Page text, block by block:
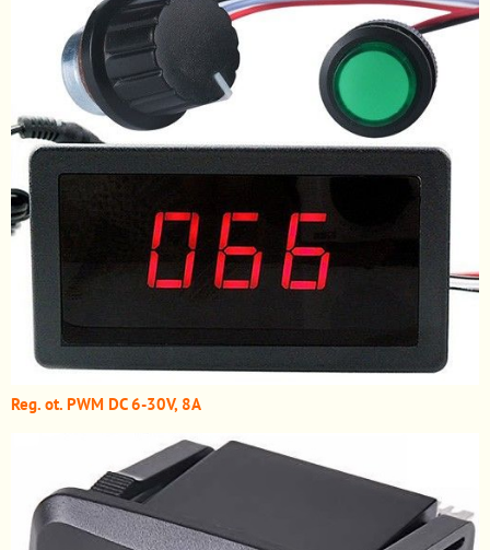
Reg. ot. PWM DC 6-30V, 8A